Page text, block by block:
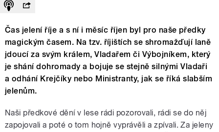
Čas jelení říje a s ní i měsíc říjen byl pro naše předky
magickým časem. Na tzv. říjištích se shromažďují laně
jdoucí za svým králem, Vladařem či Výbojníkem, který
je shání dohromady a bojuje se stejně silnými Vladaři
a odhání Krejčíky nebo Ministranty, jak se říká slabším
jelenům.
Naši předkové dění v lese rádi pozorovali, rádi se do něj
zapojovali a poté o tom hojně vyprávěli a zpívali. Za jeleny